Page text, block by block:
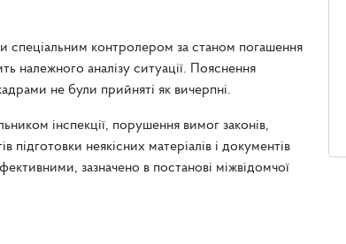
спеціальним контролером за станом погашення
належного аналізу ситуації. Пояснення
не були прийняті як вичерпні.
інспекції, порушення вимог законів,
неякісних матеріалів і документів
зазначено в постанові міжвідомчої